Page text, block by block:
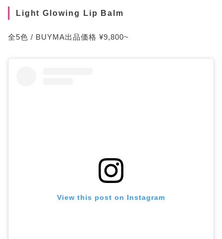
Light Glowing Lip Balm
全5色 / BUYMA出品価格 ¥9,800~
View this post on Instagram